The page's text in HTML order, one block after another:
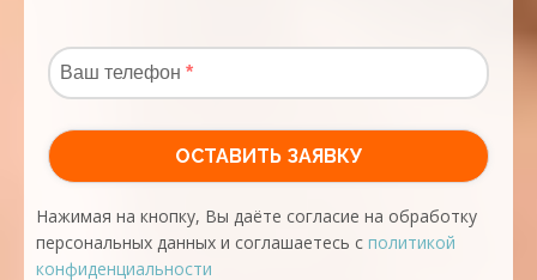
Нажимая на кнопку, Вы даёте согласие на обработку
персональных данных и соглашаетесь с политикой
конфиденциальности